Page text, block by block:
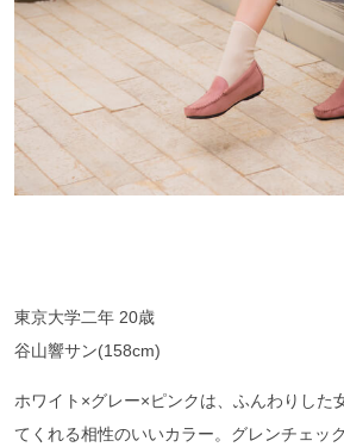
東京大学二年 20歳
谷山響サン(158cm)
ホワイト×グレー×ピンクは、ふんわりした
てくれる相性のいいカラー。グレンチェッ